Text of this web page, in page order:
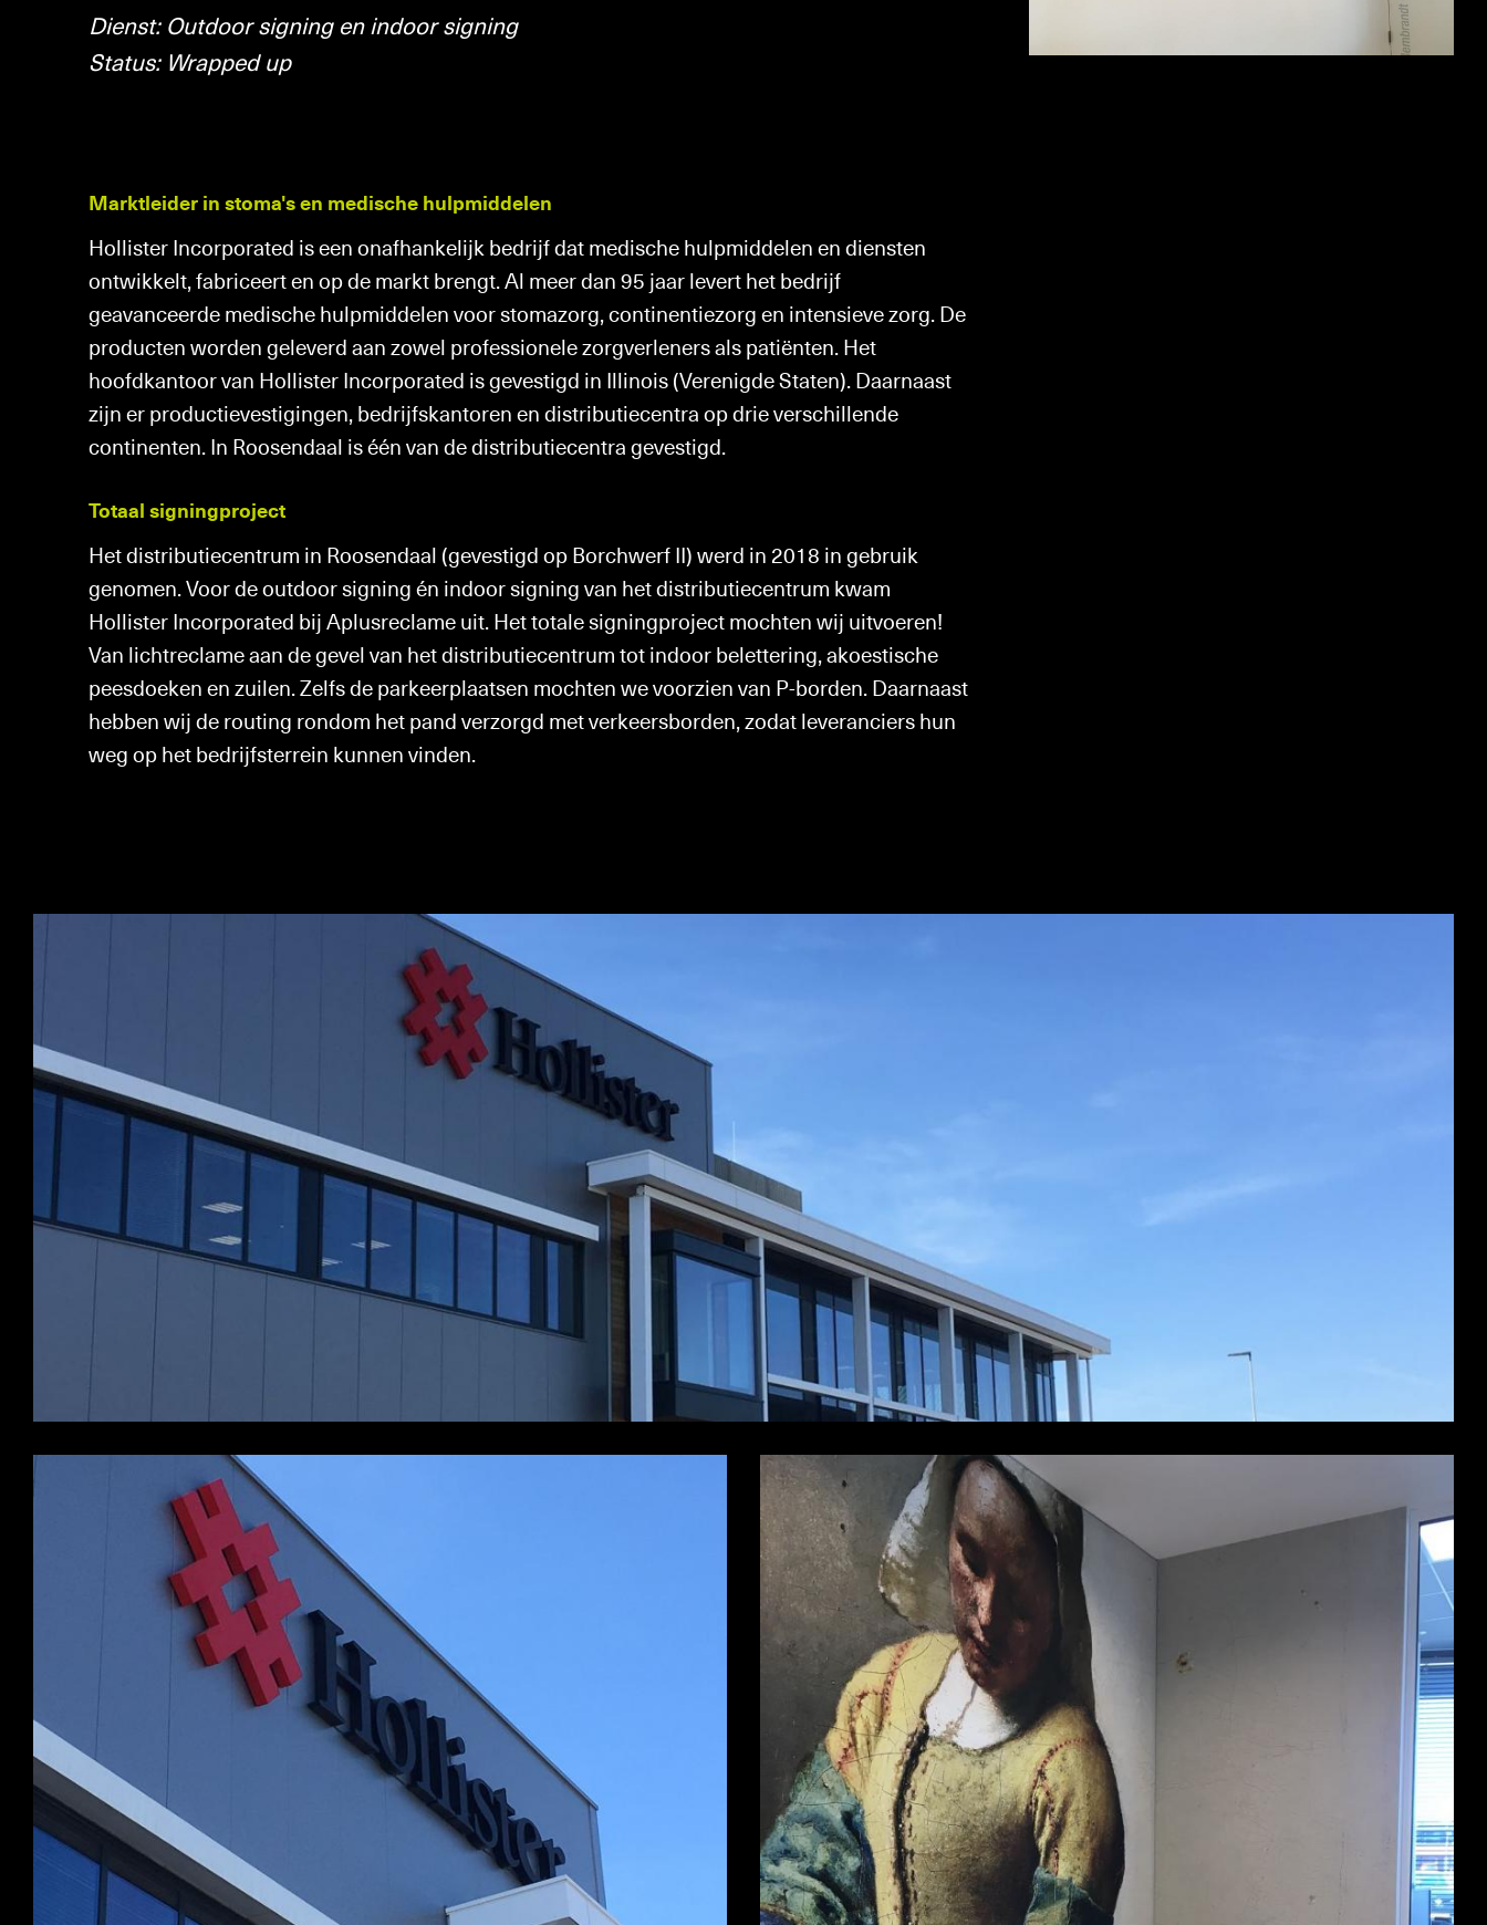
Over ons
Contact
Reclamebedrijven
Markelaardij/Immo
Dienst: Outdoor signing en indoor signing
Status: Wrapped up
Marktleider in stoma's en medische hulpmiddelen
Hollister Incorporated is een onafhankelijk bedrijf dat medische hulpmiddelen en diensten
ontwikkelt, fabriceert en op de markt brengt. Al meer dan 95 jaar levert het bedrijf
geavanceerde medische hulpmiddelen voor stomazorg, continentiezorg en intensieve zorg. De
producten worden geleverd aan zowel professionele zorgverleners als patiënten. Het
hoofdkantoor van Hollister Incorporated is gevestigd in Illinois (Verenigde Staten). Daarnaast
zijn er productievestigingen, bedrijfskantoren en distributiecentra op drie verschillende
continenten. In Roosendaal is één van de distributiecentra gevestigd.
Totaal signingproject
Het distributiecentrum in Roosendaal (gevestigd op Borchwerf II) werd in 2018 in gebruik
genomen. Voor de outdoor signing én indoor signing van het distributiecentrum kwam
Hollister Incorporated bij Aplusreclame uit. Het totale signingproject mochten wij uitvoeren!
Van lichtreclame aan de gevel van het distributiecentrum tot indoor belettering, akoestische
peesdoeken en zuilen. Zelfs de parkeerplaatsen mochten we voorzien van P-borden. Daarnaast
hebben wij de routing rondom het pand verzorgd met verkeersborden, zodat leveranciers hun
weg op het bedrijfsterrein kunnen vinden.